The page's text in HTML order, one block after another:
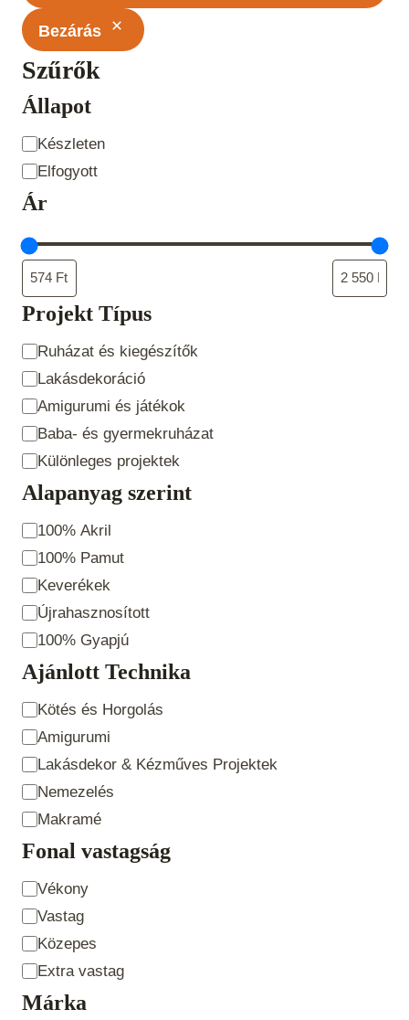
Bezárás
Szűrők
Állapot
Állapot
Készleten
Elfogyott
Ár
Projekt Típus
Projekt
Típus
Ruházat és kiegészítők
Lakásdekoráció
Amigurumi és játékok
Baba- és gyermekruházat
Különleges projektek
Alapanyag szerint
Alapanyag
szerint
100% Akril
100% Pamut
Keverékek
Újrahasznosított
100% Gyapjú
Ajánlott Technika
Ajánlott
Technika
Kötés és Horgolás
Amigurumi
Lakásdekor & Kézműves Projektek
Nemezelés
Makramé
Fonal vastagság
Fonal
vastagság
Vékony
Vastag
Közepes
Extra vastag
Márka